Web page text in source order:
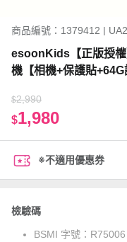
商品編號：1379412 |
esoonKids【正版授權
機【相機+保護貼
$2,990
$1,980
※不適用優惠券
檢驗碼
BSMI 字號： R75006